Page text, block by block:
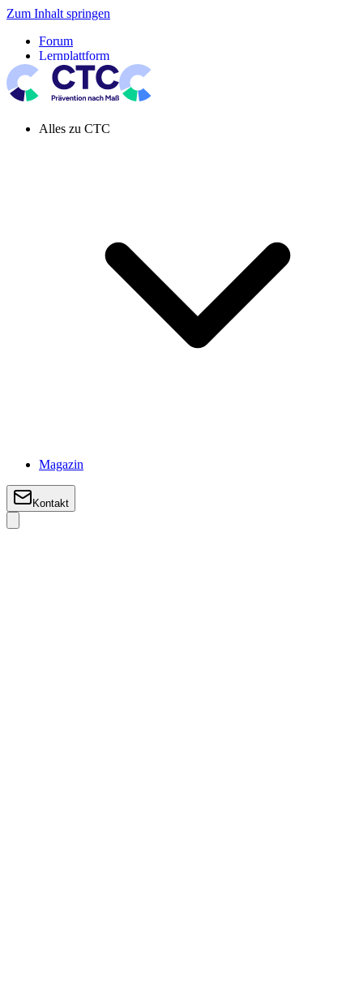
Zum Inhalt springen
Forum
Lernplattform
Pressespiegel
Newsletter
Systemeinstellung aktiv
Alles zu CTC
Magazin
Kontakt